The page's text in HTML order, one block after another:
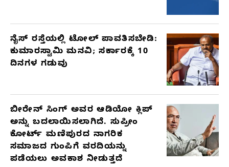
ನೈಸ್ ರಸ್ತೆಯಲ್ಲಿ ಟೋಲ್ ಪಾವತಿಸಬೇಡಿ:
ಕುಮಾರಸ್ವಾಮಿ ಮನವಿ; ಸರ್ಕಾರಕ್ಕೆ 10
ದಿನಗಳ ಗಡುವು
ಬೀರೇನ್ ಸಿಂಗ್ ಅವರ ಆಡಿಯೋ ಕ್ಲಿಪ್
ಅನ್ನು ಬದಲಾಯಿಸಲಾಗಿದೆ. ಸುಪ್ರೀಂ
ಕೋರ್ಟ್ ಮಣಿಪುರದ ನಾಗರಿಕ
ಸಮಾಜದ ಗುಂಪಿಗೆ ವರದಿಯನ್ನು
ಪಡೆಯಲು ಅವಕಾಶ ನೀಡುತ್ತದೆ